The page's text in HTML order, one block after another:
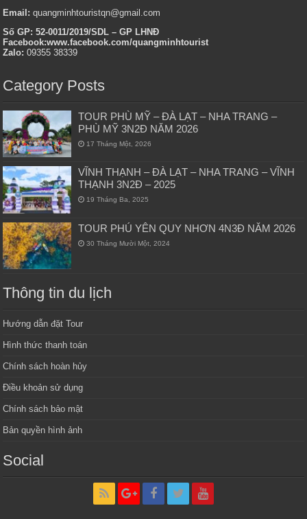
Email:quangminhtouristqn@gmail.com
Số GP: 52-0011/2019/SDL – GP LHNĐ
Facebook:www.facebook.com/quangminhtourist
Zalo: 09355 38339
Category Posts
TOUR PHÙ MỸ – ĐÀ LẠT – NHA TRANG –
PHÙ MỸ 3N2Đ NĂM 2026
17 Tháng Một, 2026
VĨNH THẠNH – ĐÀ LẠT – NHA TRANG – VĨNH
THẠNH 3N2Đ – 2025
19 Tháng Ba, 2025
TOUR PHÚ YÊN QUY NHƠN 4N3Đ NĂM 2026
30 Tháng Mười Một, 2024
Thông tin du lịch
Hướng dẫn đặt Tour
Hình thức thanh toán
Chính sách hoàn hủy
Điều khoản sử dụng
Chính sách bảo mật
Bản quyền hình ảnh
Social